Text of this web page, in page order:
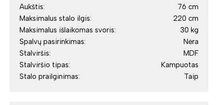
Aukštis:
76 cm
Maksimalus stalo ilgis:
220 cm
Maksimalus išlaikomas svoris:
30 kg
Spalvų pasirinkimas:
Nėra
Stalviršis:
MDF
Stalviršio tipas:
Kampuotas
Stalo prailginimas:
Taip